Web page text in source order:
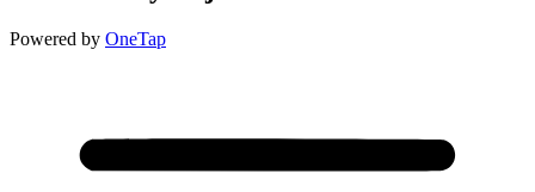
Powered by OneTap